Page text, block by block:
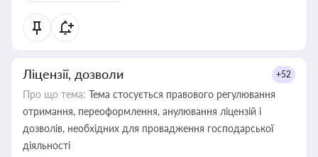
Ліцензії, дозволи +52
Про що тема: Тема стосується правового регулювання
отримання, переоформлення, анулювання ліцензій і
дозволів, необхідних для провадження господарської
діяльності